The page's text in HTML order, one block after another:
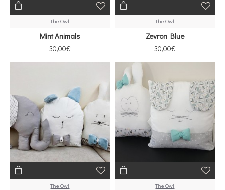
The Owl
Mint Animals
30,00€
The Owl
Zevron Blue
30,00€
The Owl The Owl